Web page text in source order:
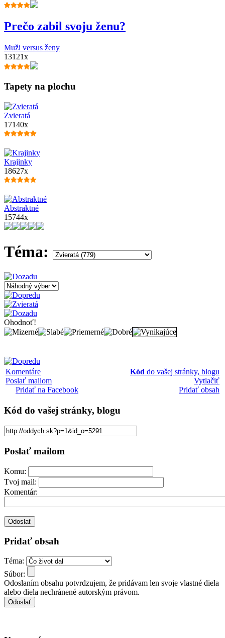
Prečo zabil svoju ženu?
Muži versus ženy
13121x
Tapety na plochu
Zvieratá
17140x
Krajinky
18627x
Abstraktné
15744x
Téma:
Ohodnoť!
Komentáre
Poslať mailom
Pridať na Facebook
Kód do vašej stránky, blogu
Vytlačiť
Pridať obsah
Kód do vašej stránky, blogu
Poslať mailom
Komu:
Tvoj mail:
Komentár:
Pridať obsah
Téma:
Súbor:
Odoslaním obsahu potvrdzujem, že pridávam len svoje vlastné diela
alebo diela nechránené autorským právom.